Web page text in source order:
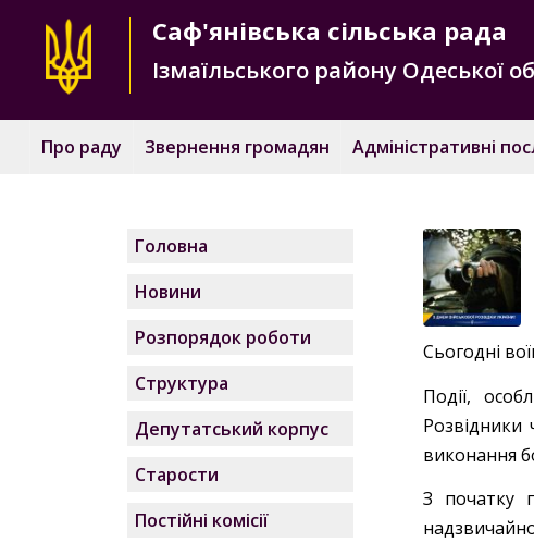
Саф'янівська сільська рада
Ізмаїльського району Одеської
Про раду Звернення громадян Адміністративні
Сьогодні
Події,
Розвідники
виконання
З початку
Головна
Новини
Розпорядок роботи
Структура
Депутатський корпус
Старости
Постійні комісії